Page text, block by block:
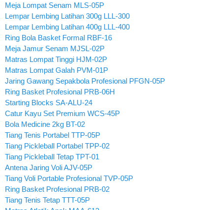
Meja Lompat Senam MLS-05P
Lempar Lembing Latihan 300g LLL-300
Lempar Lembing Latihan 400g LLL-400
Ring Bola Basket Formal RBF-16
Meja Jamur Senam MJSL-02P
Matras Lompat Tinggi HJM-02P
Matras Lompat Galah PVM-01P
Jaring Gawang Sepakbola Profesional PFGN-05P
Ring Basket Profesional PRB-06H
Starting Blocks SA-ALU-24
Catur Kayu Set Premium WCS-45P
Bola Medicine 2kg BT-02
Tiang Tenis Portabel TTP-05P
Tiang Pickleball Portabel TPP-02
Tiang Pickleball Tetap TPT-01
Antena Jaring Voli AJV-05P
Tiang Voli Portable Profesional TVP-05P
Ring Basket Profesional PRB-02
Tiang Tenis Tetap TTT-05P